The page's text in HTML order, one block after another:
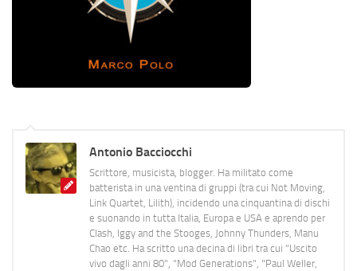
Antonio Bacciocchi
Scrittore, musicista, blogger. Ha militato come
batterista in una ventina di gruppi (tra cui Not Moving,
Link Quartet, Lilith), incidendo una cinquantina di dischi
e suonando in tutta Italia, Europa e USA e aprendo per
Clash, Iggy and the Stooges, Johnny Thunders, Manu
Chao etc. Ha scritto una decina di libri tra cui "Uscito
vivo dagli anni 80", "Mod Generations", "Paul Weller,